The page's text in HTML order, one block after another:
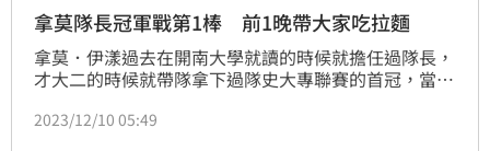
拿莫隊長冠軍戰第1棒 前1晚帶大家吃拉麵
拿莫．伊漾過去在開南大學就讀的時候就擔任過隊長，
才大二的時候就帶隊拿下過隊史大專聯賽的首冠，當時
是拿莫．伊漾進職棒之後再度與郭李建夫教練再聚首，
2023/12/10 05:49